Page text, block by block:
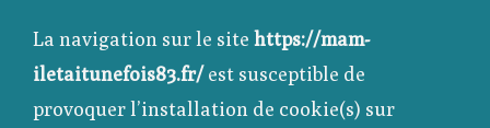
La navigation sur le site https://mam-
iletaitunefois83.fr/est susceptible de
provoquer l’installation de cookie(s) sur